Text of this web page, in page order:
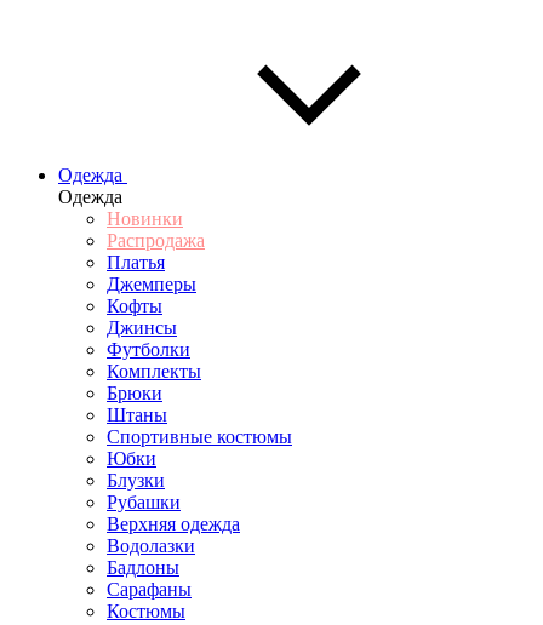
Одежда
Одежда
Новинки
Распродажа
Платья
Джемперы
Кофты
Джинсы
Футболки
Комплекты
Брюки
Штаны
Спортивные костюмы
Юбки
Блузки
Рубашки
Верхняя одежда
Водолазки
Бадлоны
Сарафаны
Костюмы